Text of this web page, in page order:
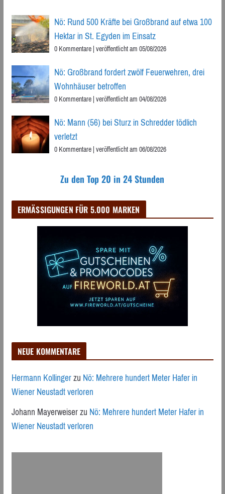
Nö: Rund 500 Kräfte bei Großbrand auf etwa 100
Hektar in St. Egyden im Einsatz
0 Kommentare|veröffentlicht am 05/08/2026
Nö: Großbrand fordert zwölf Feuerwehren, drei
Wohnhäuser betroffen
0 Kommentare|veröffentlicht am 04/08/2026
Nö: Mann (56) bei Sturz in Schredder tödlich
verletzt
0 Kommentare|veröffentlicht am 06/08/2026
Zu den Top 20 in 24 Stunden
ERMÄSSIGUNGEN FÜR 5.000 MARKEN
NEUE KOMMENTARE
Hermann KollingerzuNö: Mehrere hundert Meter Hafer in
Wiener Neustadt verloren
Johann MayerweiserzuNö: Mehrere hundert Meter Hafer in
Wiener Neustadt verloren